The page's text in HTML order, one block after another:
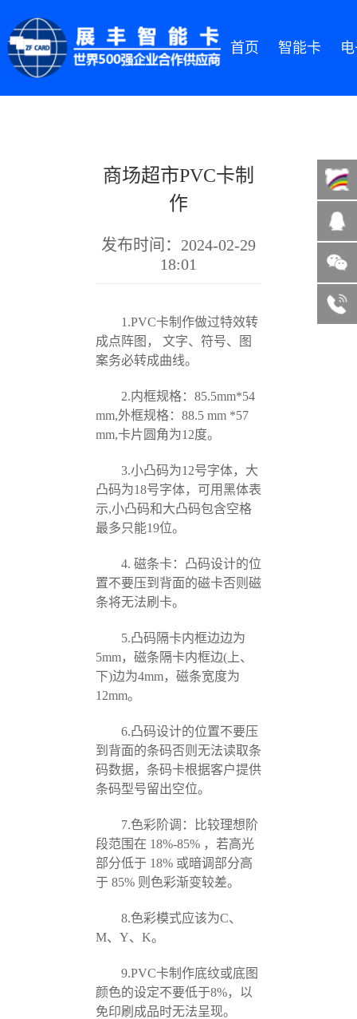
首页 智能卡
商场超市PVC卡制
作
发布时间：2024-02-29
18:01
1.PVC卡制作做过特效转
成点阵图， 文字、符号、图
案务必转成曲线。
2.内框规格：85.5mm*54
mm,外框规格：88.5 mm *57
mm,卡片圆角为12度。
3.小凸码为12号字体，大
凸码为18号字体，可用黑体表
示,小凸码和大凸码包含空格
最多只能19位。
4. 磁条卡：凸码设计的位
置不要压到背面的磁卡否则磁
条将无法刷卡。
5.凸码隔卡内框边边为
5mm，磁条隔卡内框边(上、
下)边为4mm，磁条宽度为
12mm。
6.凸码设计的位置不要压
到背面的条码否则无法读取条
码数据，条码卡根据客户提供
条码型号留出空位。
7.色彩阶调：比较理想阶
段范围在 18%-85% ，若高光
部分低于 18% 或暗调部分高
于 85% 则色彩渐变较差。
8.色彩模式应该为C、
M、Y、K。
9.PVC卡制作底纹或底图
颜色的设定不要低于8%，以
免印刷成品时无法呈现。
13822185004